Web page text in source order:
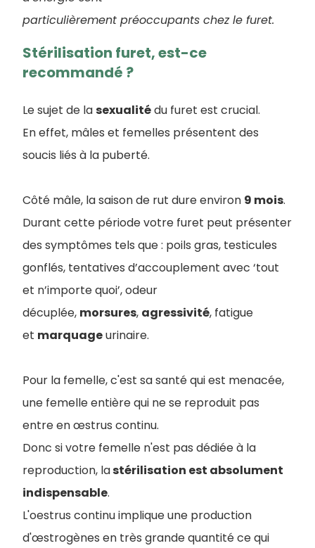
particulièrement préoccupants chez le furet.
Stérilisation furet, est-ce
recommandé ?
Le sujet de lasexualitédu furet est crucial.
En effet, mâles et femelles présentent des
soucis liés à la puberté.
Côté mâle, la saison de rut dure environ 9 mois.
Durant cette période votre furet peut présenter
des symptômes tels que : poils gras, testicules
gonflés, tentatives d’accouplement avec ‘tout
et n’importe quoi’, odeur
décuplée, morsures, agressivité, fatigue
et marquageurinaire.
Pour la femelle, c'est sa santé qui est menacée,
une femelle entière qui ne se reproduit pas
entre en œstrus continu.
Donc si votre femelle n'est pas dédiée à la
reproduction, lastérilisation est absolument
indispensable.
L'oestrus continu implique une production
d'œstrogènes en très grande quantité ce qui